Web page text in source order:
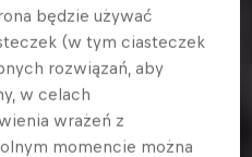
będzie używać
(w tym ciasteczek
rozwiązań, aby
w celach
wrażeń z
momencie można